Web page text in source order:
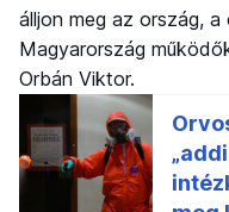
álljon meg az ország,
Magyarország
Orbán Viktor.